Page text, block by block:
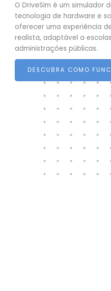
O DriveSim é um simulador
tecnologia de hardware e
oferecer uma experiência
realista, adaptável a
administrações públicas.
DESCUBRA COMO